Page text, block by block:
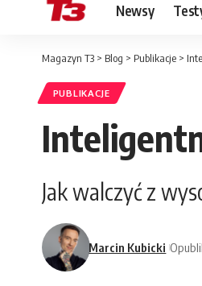
Newsy
Magazyn T3 > Blog > Publikacje >
PUBLIKACJE
Jak walczyć z
Marcin Kubicki